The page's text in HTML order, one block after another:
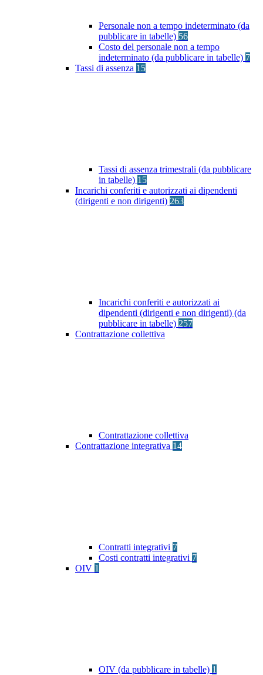
Personale non a tempo indeterminato (da
pubblicare in tabelle) 56
Costo del personale non a tempo
indeterminato (da pubblicare in tabelle) 7
Tassi di assenza 15
Tassi di assenza trimestrali (da pubblicare
in tabelle) 15
Incarichi conferiti e autorizzati ai dipendenti
(dirigenti e non dirigenti) 263
Incarichi conferiti e autorizzati ai
dipendenti (dirigenti e non dirigenti) (da
pubblicare in tabelle) 257
Contrattazione collettiva
Contrattazione collettiva
Contrattazione integrativa 14
Contratti integrativi 7
Costi contratti integrativi 7
OIV 1
OIV (da pubblicare in tabelle) 1